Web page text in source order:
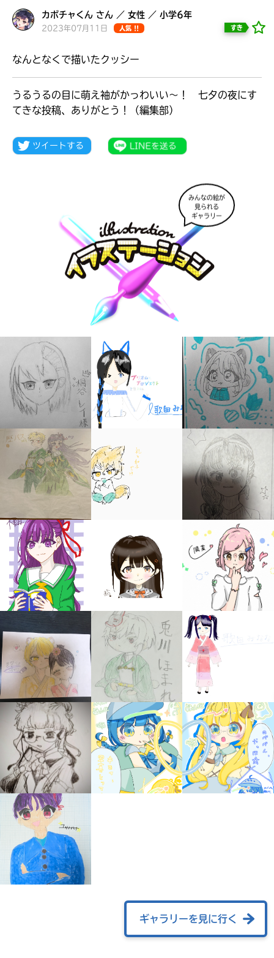
キミノラジオ配信中！
いろんな動画が
見られる
カボチャくん さん ／ 女性 ／ 小学6年
2023年07月11日 人気 !! すき
なんとなくで描いたクッシー
うるうるの目に萌え袖がかっわいい～！ 七夕の夜にす
てきな投稿、ありがとう！（編集部）
みんなの絵が
見られる
ギャラリー
ギャラリーを見に行く